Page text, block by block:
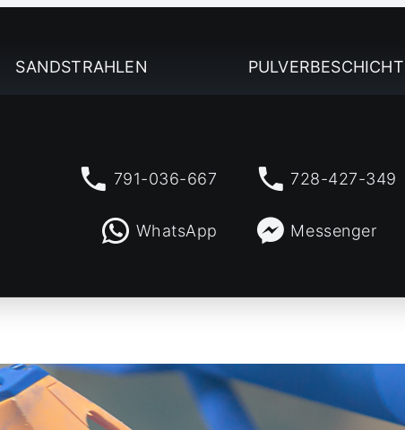
SANDSTRAHLEN
791-036-667 728-427-349
WhatsApp Messenger